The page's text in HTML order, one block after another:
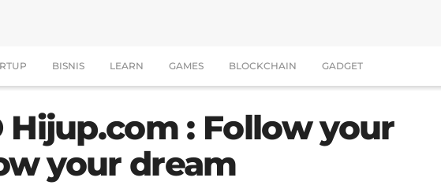
BISNIS LEARN GAMES BLOCKCHAIN GADGET
Hijup.com : Follow your
your dream